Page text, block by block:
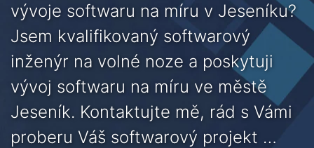
vývoje softwaru na míru v Jeseníku?
Jsem kvalifikovaný softwarový
inženýr na volné noze a poskytuji
vývoj softwaru na míru ve městě
Jeseník. Kontaktujte mě, rád s Vámi
proberu Váš softwarový projekt …